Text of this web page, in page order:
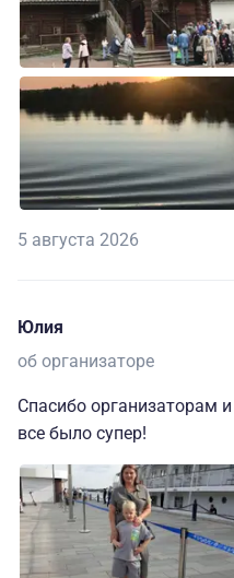
5 августа 2026
Юлия
об организаторе
Спасибо организаторам
все было супер!